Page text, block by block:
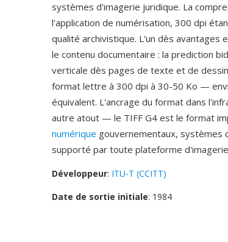
systèmes d'imagerie juridique. La
l'application de numérisation, 300 dpi
qualité archivistique. L'un dès
le contenu documentaire : la prediction
verticale dès pages de texte et de
format lettre à 300 dpi à 30-50 Ko —
équivalent. L'ancrage du format dans
autre atout — le TIFF G4 est le format
numérique gouvernementaux, systèmes
supporté par toute plateforme
Développeur: ITU-T (CCITT)
Date de sortie initiale: 1984